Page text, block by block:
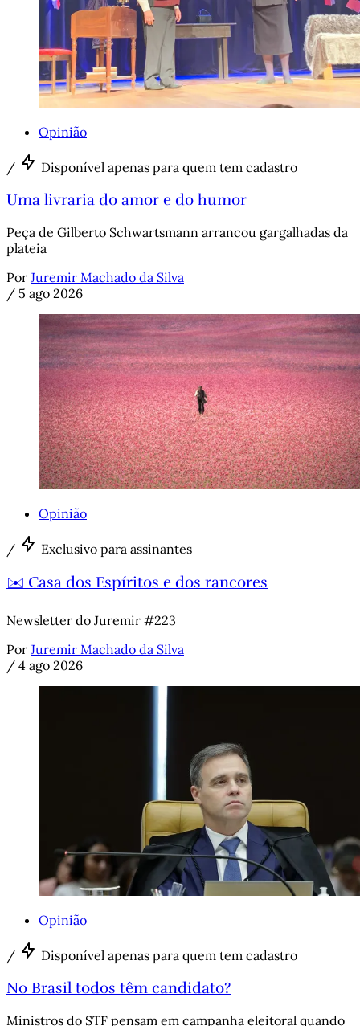
Opinião
/ Disponível apenas para quem tem cadastro
Uma livraria do amor e do humor
Peça de Gilberto Schwartsmann arrancou gargalhadas da
plateia
Por Juremir Machado da Silva
/ 5 ago 2026
Opinião
/ Exclusivo para assinantes
✉️ Casa dos Espíritos e dos rancores
Newsletter do Juremir #223
Por Juremir Machado da Silva
/ 4 ago 2026
Opinião
/ Disponível apenas para quem tem cadastro
No Brasil todos têm candidato?
Ministros do STF pensam em campanha eleitoral quando